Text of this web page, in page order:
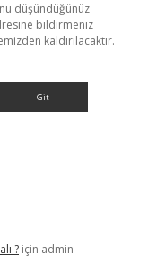
düşündüğünüz
bildirmeniz
kaldırılacaktır.
? için admin